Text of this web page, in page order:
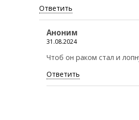
Ответить
Аноним
31.08.2024
Чтоб он раком стал и
Ответить